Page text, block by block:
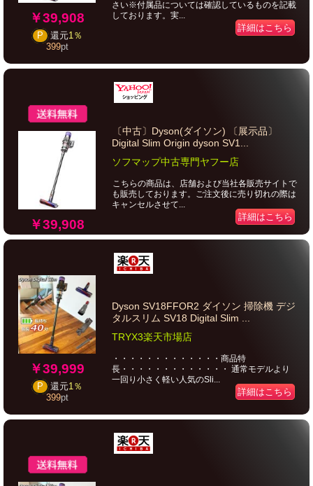
￥39,908
P 還元1％
399pt
さい※付属品については確認しているものを記載
しております。実...
詳細はこちら
￥39,908
〔中古〕Dyson(ダイソン) 〔展示品〕
Digital Slim Origin dyson SV1...
ソフマップ中古専門ヤフー店
こちらの商品は、店舗および当社各販売サイトで
も販売しております。ご注文後に売り切れの際は
キャンセルさせて...
詳細はこちら
￥39,999
P 還元1％
399pt
Dyson SV18FFOR2 ダイソン 掃除機 デジ
タルスリム SV18 Digital Slim ...
TRYX3楽天市場店
・・・・・・・・・・・・・商品特
長・・・・・・・・・・・・・ 通常モデルより
一回り小さく軽い人気のSli...
詳細はこちら